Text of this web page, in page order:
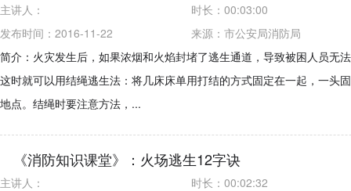
主讲人： 时长： 00:03:00
发布时间：2016-11-22
来源： 市公安局消防局
简介：火灾发生后，如果浓烟和火焰封堵了逃生通道，导致被困人员无
这时就可以用结绳逃生法：将几床床单用打结的方式固定在一起，一头
地点。结绳时要注意方法，...
《消防知识课堂》：火场逃生12字诀
主讲人： 时长： 00:02:32